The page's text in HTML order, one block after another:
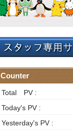
Counter
Total PV :
Today's PV :
Yesterday's PV :